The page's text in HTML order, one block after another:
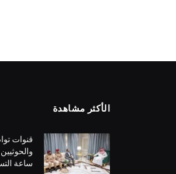
الأكثر مشاهدة
قنوات
ساعة